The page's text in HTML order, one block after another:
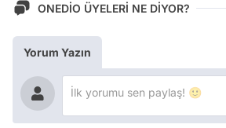
ONEDİO ÜYELERİ NE DİYOR?
Yorum Yazın